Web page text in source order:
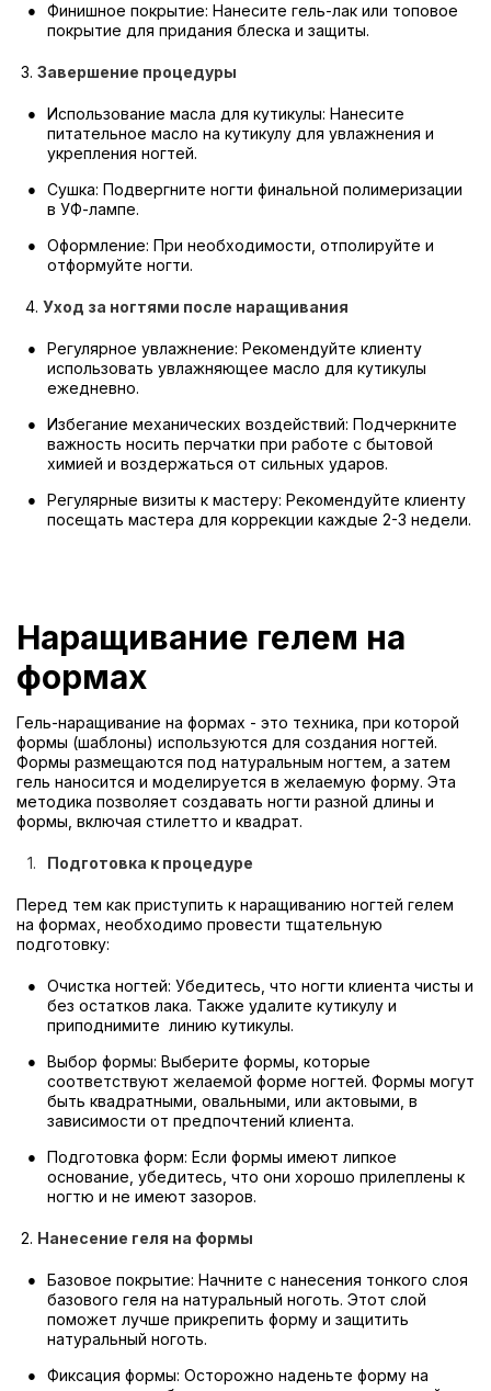
Финишное покрытие: Нанесите гель-лак или топовое
покрытие для придания блеска и защиты.
3. Завершение процедуры
Использование масла для кутикулы: Нанесите
питательное масло на кутикулу для увлажнения и
укрепления ногтей.
Сушка: Подвергните ногти финальной полимеризации
в УФ-лампе.
Оформление: При необходимости, отполируйте и
отформуйте ногти.
4. Уход за ногтями после наращивания
Регулярное увлажнение: Рекомендуйте клиенту
использовать увлажняющее масло для кутикулы
ежедневно.
Избегание механических воздействий: Подчеркните
важность носить перчатки при работе с бытовой
химией и воздержаться от сильных ударов.
Регулярные визиты к мастеру: Рекомендуйте клиенту
посещать мастера для коррекции каждые 2-3 недели.
Наращивание гелем на
формах
Гель-наращивание на формах - это техника, при которой
формы (шаблоны) используются для создания ногтей.
Формы размещаются под натуральным ногтем, а затем
гель наносится и моделируется в желаемую форму. Эта
методика позволяет создавать ногти разной длины и
формы, включая стилетто и квадрат.
Подготовка к процедуре
Перед тем как приступить к наращиванию ногтей гелем
на формах, необходимо провести тщательную
подготовку:
Очистка ногтей: Убедитесь, что ногти клиента чисты и
без остатков лака. Также удалите кутикулу и
приподнимите линию кутикулы.
Выбор формы: Выберите формы, которые
соответствуют желаемой форме ногтей. Формы могут
быть квадратными, овальными, или актовыми, в
зависимости от предпочтений клиента.
Подготовка форм: Если формы имеют липкое
основание, убедитесь, что они хорошо прилеплены к
ногтю и не имеют зазоров.
2. Нанесение геля на формы
Базовое покрытие: Начните с нанесения тонкого слоя
базового геля на натуральный ноготь. Этот слой
поможет лучше прикрепить форму и защитить
натуральный ноготь.
Фиксация формы: Осторожно наденьте форму на